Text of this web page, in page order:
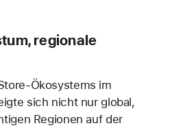
regionale
Ökosystems im
sich nicht nur global,
Regionen auf der